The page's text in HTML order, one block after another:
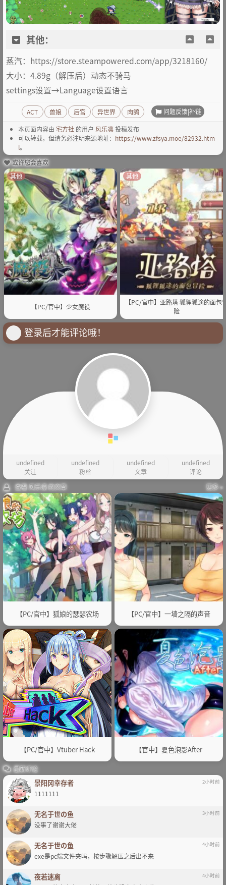
其他：
蒸汽：https://store.steampowered.com/app/3218160/
大小：4.89g（解压后）动态不骑马
settings设置→Language设置语言
ACT 兽娘 后宫 异世界 肉鸽 问题反馈|补链
本页面内容由 宅方社 的用户 风乐凛投稿发布
可以转载，但请务必注明来源地址： https://www.zfsya.moe/82932.htm
l。
或许您会喜欢
【PC/官中】少女魔役
其他
【PC/官中】亚路塔 狐狸狐途的面包
险
其他
登录后才能评论哦！
undefined
关注
undefined
粉丝
undefined
文章
undefined
评论
查看 风乐凛 的文章
更多 »
【PC/官中】狐娘的瑟瑟农场 【PC/官中】一墙之隔的声音
【PC/官中】Vtuber Hack 【官中】夏色泡影After
最新评论
景阳冈幸存者 2小时前
1111111
无名于世の鱼 3小时前
没事了谢谢大佬
无名于世の鱼 4小时前
exe是pc端文件夹吗，按步骤解压之后出不来
夜若迷离 4小时前